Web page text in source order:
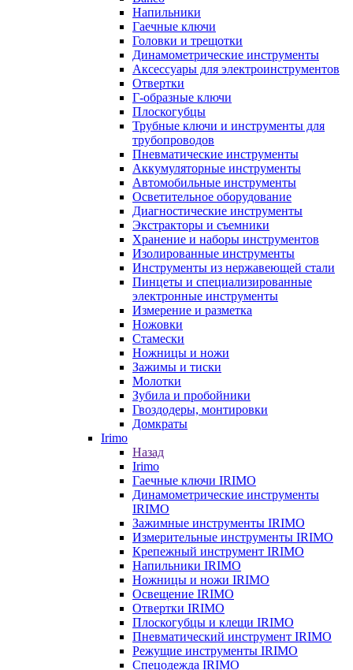
Напильники
Гаечные ключи
Головки и трещотки
Динамометрические инструменты
Аксессуары для электроинструментов
Отвертки
Г-образные ключи
Плоскогубцы
Трубные ключи и инструменты для
трубопроводов
Пневматические инструменты
Аккумуляторные инструменты
Автомобильные инструменты
Осветительное оборудование
Диагностические инструменты
Экстракторы и съемники
Хранение и наборы инструментов
Изолированные инструменты
Инструменты из нержавеющей стали
Пинцеты и специализированные
электронные инструменты
Измерение и разметка
Ножовки
Стамески
Ножницы и ножи
Зажимы и тиски
Молотки
Зубила и пробойники
Гвоздодеры, монтировки
Домкраты
Irimo
Назад
Irimo
Гаечные ключи IRIMO
Динамометрические инструменты
IRIMO
Зажимные инструменты IRIMO
Измерительные инструменты IRIMO
Крепежный инструмент IRIMO
Напильники IRIMO
Ножницы и ножи IRIMO
Освещение IRIMO
Отвертки IRIMO
Плоскогубцы и клещи IRIMO
Пневматический инструмент IRIMO
Режущие инструменты IRIMO
Спецодежда IRIMO